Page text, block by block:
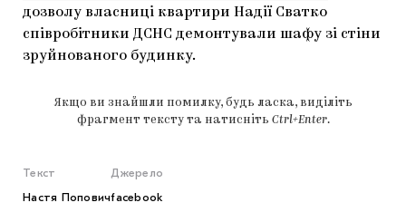
дозволу власниці квартири Надії Сватко
співробітники ДСНС демонтували шафу зі стіни
зруйнованого будинку.
Якщо ви знайшли помилку, будь ласка, виділіть
фрагмент тексту та натисніть Ctrl+Enter.
Текст
Настя Попович
Джерело
facebook